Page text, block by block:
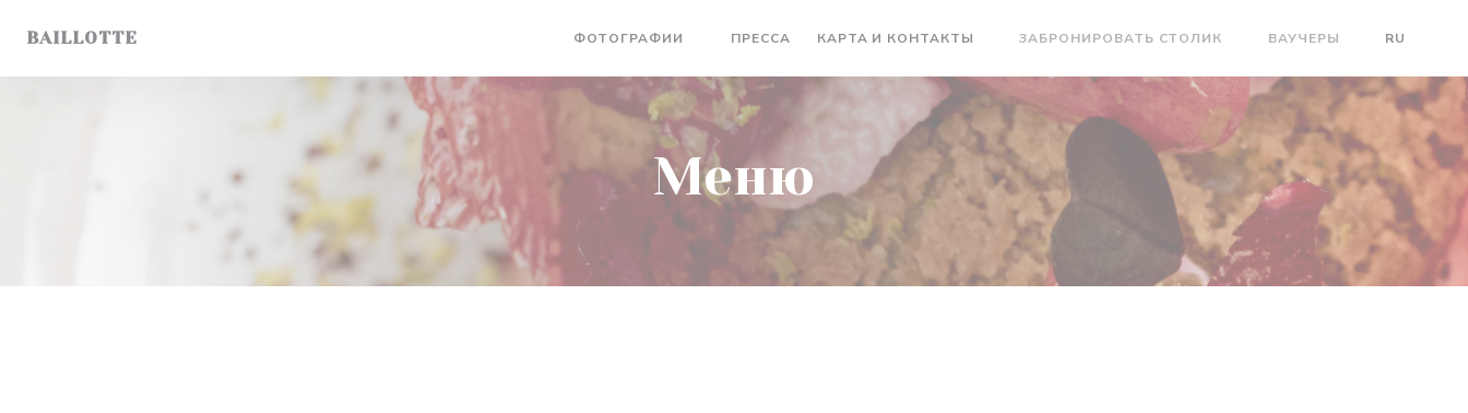
BAILLOTTE ФОТОГРАФИИ ПРЕССА КАРТА И КОНТАКТЫ ЗАБРОНИРОВАТЬ СТОЛИК ВАУЧЕРЫ RU
Меню